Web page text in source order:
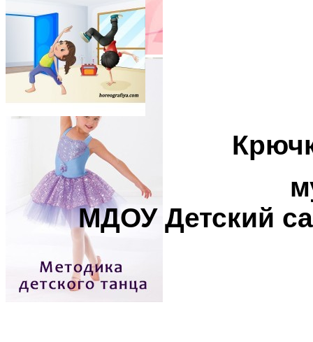
МДОУ Детский